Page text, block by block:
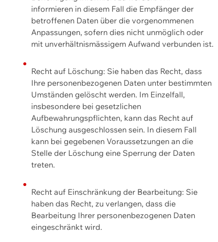
informieren in diesem Fall die Empfänger der
betroffenen Daten über die vorgenommenen
Anpassungen, sofern dies nicht unmöglich oder
mit unverhältnismässigem Aufwand verbunden ist.
Recht auf Löschung: Sie haben das Recht, dass
Ihre personenbezogenen Daten unter bestimmten
Umständen gelöscht werden. Im Einzelfall,
insbesondere bei gesetzlichen
Aufbewahrungspflichten, kann das Recht auf
Löschung ausgeschlossen sein. In diesem Fall
kann bei gegebenen Voraussetzungen an die
Stelle der Löschung eine Sperrung der Daten
treten.
Recht auf Einschränkung der Bearbeitung: Sie
haben das Recht, zu verlangen, dass die
Bearbeitung Ihrer personenbezogenen Daten
eingeschränkt wird.